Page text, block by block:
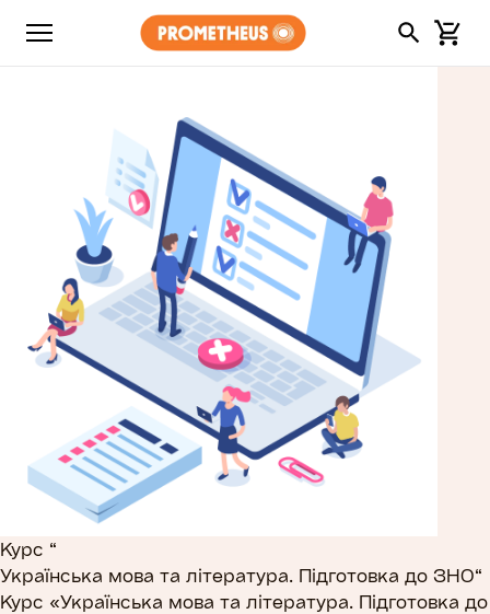
Курс “
Українська мова та література. Підготовка до ЗНО“
Курс «Українська мова та література. Підготовка до